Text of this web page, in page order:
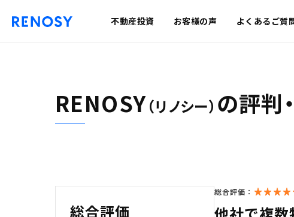
不動産投資 お客様の声 よくあるご質
RENOSY（リノシー） の評判
総合評価
総合評価：